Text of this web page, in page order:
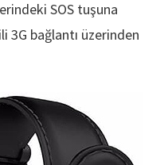
SOS tuşuna
3G bağlantı üzerinden